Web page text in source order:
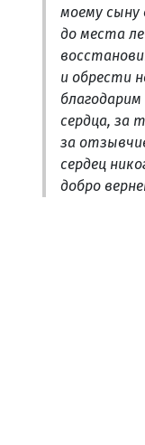
моему сыну
до места
и обрести
сердца, за
за
сердец
добро